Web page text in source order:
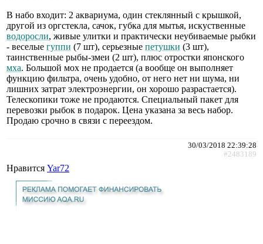
В набо входит: 2 аквариума, один стеклянный с крышкой,
другой из оргстекла, сачок, губка для мытья, искуственные
водоросли, живые улитки и практически неубиваемые рыбки
- веселые гуппи (7 шт), серьезные петушки (3 шт),
таинственные рыбы-змеи (2 шт), плюс отростки японского
мха. Большой мох не продается (а вообще он выполняет
функцию фильтра, очень удобно, от него нет ни шума, ни
лишних затрат электроэнергии, он хорошо разрастается).
Телескопики тоже не продаются. Специальный пакет для
перевозки рыбок в подарок. Цена указана за весь набор.
Продаю срочно в связи с переездом.
30/03/2018 22:39:28
#2483189
Нравится Yar72